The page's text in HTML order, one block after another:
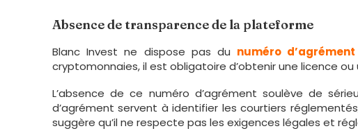
Absence de transparence de la plateforme
Blanc Invest ne dispose pas du numéro
cryptomonnaies, il est obligatoire d’obtenir une licence
L’absence de ce numéro d’agrément soulève de
d’agrément servent à identifier les courtiers
suggère qu’il ne respecte pas les exigences légales et